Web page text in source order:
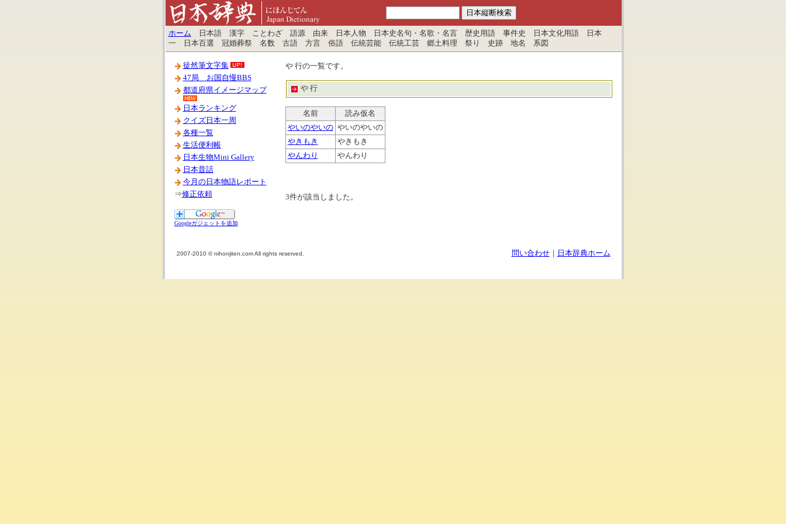
ホーム 日本語 漢字 ことわざ 語源 由来 日本人物 日本史名句・名歌・名言 歴史用語 事件史 日本文化用語 日本
一 日本百選 冠婚葬祭 名数 古語 方言 俗語 伝統芸能 伝統工芸 郷土料理 祭り 史跡 地名 系図
徒然筆文字集
47局 お国自慢BBS
都道府県イメージマップ
日本ランキング
クイズ日本一周
各種一覧
生活便利帳
日本生物Mini Gallery
日本昔話
今月の日本物語レポート
⇒修正依頼
Googleガジェットを追加
や 行の一覧です。
や 行
名前
読み仮名
やいのやいの やいのやいの
やきもき
やきもき
やんわり
やんわり
3件が該当しました。
2007-2010 © nihonjiten.com All rights reserved. 問い合わせ｜ 日本辞典ホーム